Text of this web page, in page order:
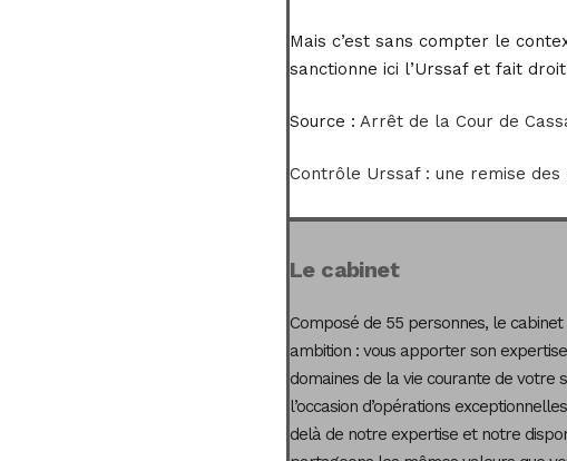
Mais c’est sans compter le
sanctionne ici l’Urssaf et fait
Source : Arrêt de la Cour de
Contrôle Urssaf : une remise
Le cabinet
Composé de 55 personnes, le cabinet
ambition : vous apporter son
domaines de la vie courante de votre
l’occasion d’opérations
delà de notre expertise et notre